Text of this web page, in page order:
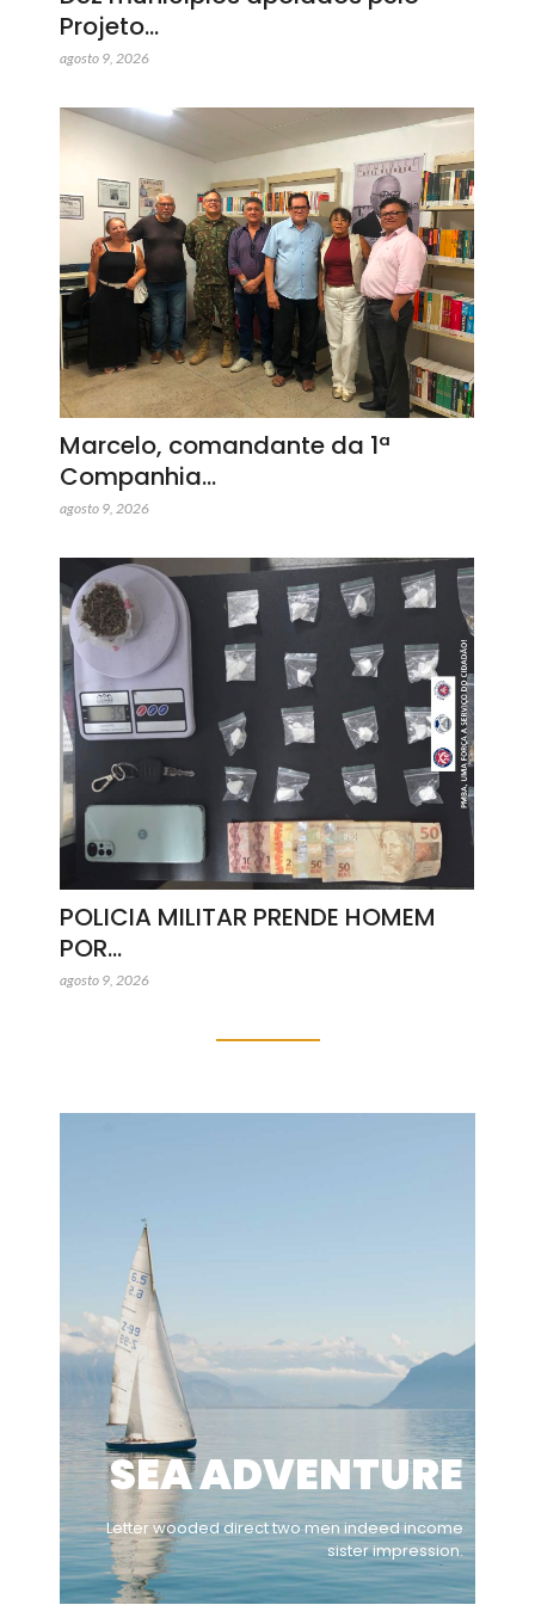
Projeto…
agosto 9, 2026
Marcelo, comandante da 1ª
Companhia…
agosto 9, 2026
POLICIA MILITAR PRENDE HOMEM
POR…
agosto 9, 2026
SEA ADVENTURE
Letter wooded direct two men indeed income
sister impression.